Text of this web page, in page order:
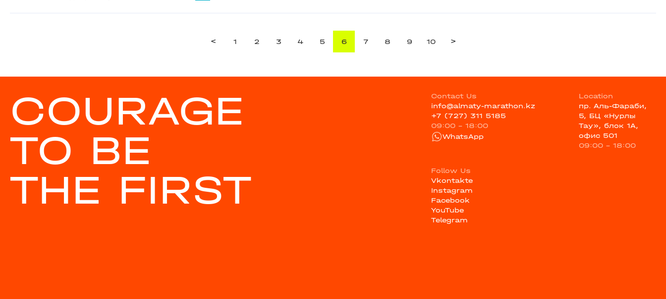
< 1 2 3 4 5 6 7 8 9 10 >
COURAGE
TO BE
THE FIRST
Contact Us
info@almaty-marathon.kz
+7 (727) 311 5185
09:00 - 18:00
WhatsApp
Location
пр. Аль-Фараби,
5, БЦ «Нурлы
Тау», блок 1А,
офис 501
09:00 - 18:00
Follow Us
Vkontakte
Instagram
Facebook
YouTube
Telegram